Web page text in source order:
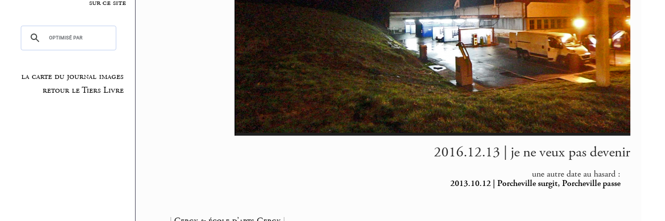
sur ce site
la carte du journal images
retour le Tiers Livre
2016.12.13 | je ne veux pas devenir
une autre date au hasard :
2013.10.12 | Porcheville surgit, Porcheville passe